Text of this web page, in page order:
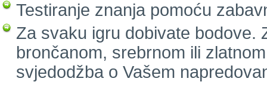
Testiranje znanja pomoću
Za svaku igru dobivate bodove.
brončanom, srebrnom ili
svjedodžba o Vašem